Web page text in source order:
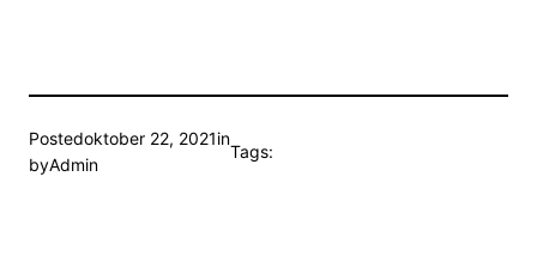
Postedoktober 22, 2021in
byAdmin
Tags: